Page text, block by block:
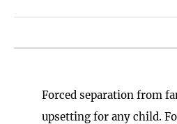
Forced separation from
upsetting for any child.